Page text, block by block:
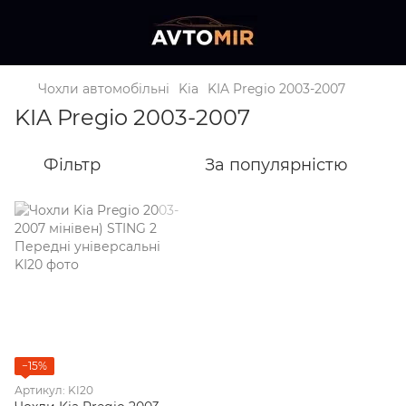
Чохли автомобільні Kia KIA Pregio 2003-2007
KIA Pregio 2003-2007
Фільтр За популярністю
−15%
Артикул: KI20